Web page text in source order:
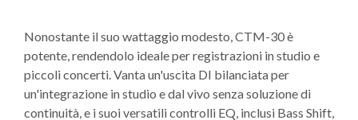
Nonostante il suo wattaggio modesto, CTM-30 è
potente, rendendolo ideale per registrazioni in studio e
piccoli concerti. Vanta un'uscita DI bilanciata per
un'integrazione in studio e dal vivo senza soluzione di
continuità, e i suoi versatili controlli EQ, inclusi Bass Shift,